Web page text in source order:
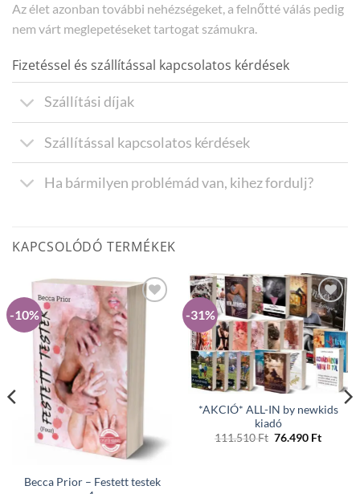
Az élet azonban további nehézségeket, a felnőtté válás pedig
nem várt meglepetéseket tartogat számukra.
Fizetéssel és szállítással kapcsolatos kérdések
Szállítási díjak
Szállítással kapcsolatos kérdések
Ha bármilyen problémád van, kihez fordulj?
KAPCSOLÓDÓ TERMÉKEK
-10%
Hozzáadás a
Kivánságlistához
Becca Prior – Festett ​testek
-31%
Hozzáadás a
Kivánságlistához
*AKCIÓ* ALL-IN by newkids
kiadó
111.510Ft Original
76.490 Ft